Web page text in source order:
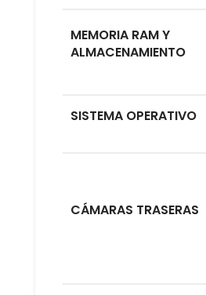
MEMORIA RAM Y
ALMACENAMIENTO
SISTEMA OPERATIVO
CÁMARAS TRASERAS